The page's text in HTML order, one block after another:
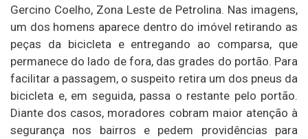
Gercino Coelho, Zona Leste de Petrolina. Nas imagens,
um dos homens aparece dentro do imóvel retirando as
peças da bicicleta e entregando ao comparsa, que
permanece do lado de fora, das grades do portão. Para
facilitar a passagem, o suspeito retira um dos pneus da
bicicleta e, em seguida, passa o restante pelo portão.
Diante dos casos, moradores cobram maior atenção à
segurança nos bairros e pedem providências para